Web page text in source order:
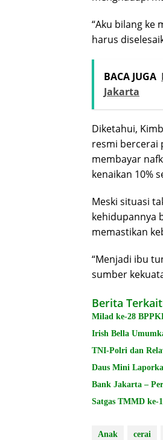
“Aku bilang ke
harus
BACA JUGA
Jakarta
Diketahui,
resmi bercerai
membayar
kenaikan 10%
Meski situasi
kehidupannya
memastikan
“Menjadi ibu
sumber
Berita Terkait
Milad ke-28
Irish Bella
TNI-Polri dan
Daus Mini
Bank Jakarta –
Satgas TMMD ke-
Anak cerai